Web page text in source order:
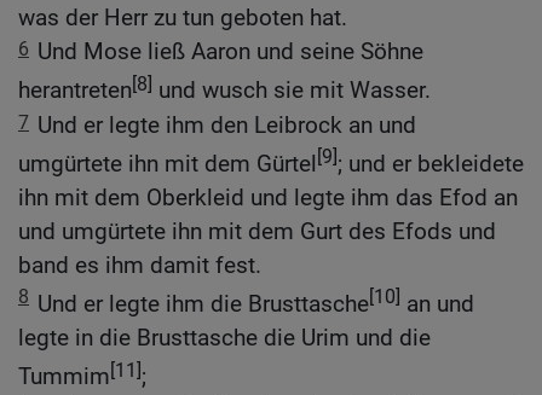
was der Herr zu tun geboten hat.
6 Und Mose ließ Aaron und seine Söhne
herantreten[8] und wusch sie mit Wasser.
7 Und er legte ihm den Leibrock an und
umgürtete ihn mit dem Gürtel [9]; und er bekleidete
ihn mit dem Oberkleid und legte ihm das Efod an
und umgürtete ihn mit dem Gurt des Efods und
band es ihm damit fest.
8 Und er legte ihm die Brusttasche[10] an und
legte in die Brusttasche die Urim und die
Tummim[11];